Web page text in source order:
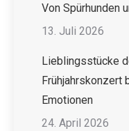
Von Spürhunden
13. Juli 2026
Lieblingsstücke
Frühjahrskonzert
Emotionen
24. April 2026